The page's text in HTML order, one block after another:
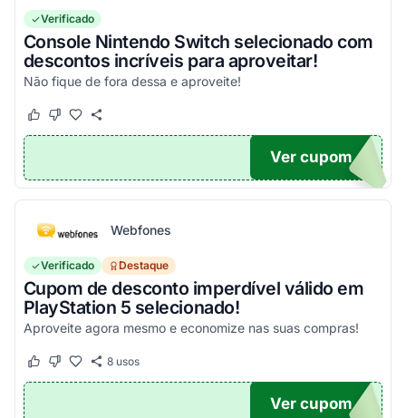
Verificado
Console Nintendo Switch selecionado com
descontos incríveis para aproveitar!
Não fique de fora dessa e aproveite!
Este cupom funcionou
Este cupom não funcionou
O100
Ver cupom
Webfones
Verificado Destaque
Cupom de desconto imperdível válido em
PlayStation 5 selecionado!
Aproveite agora mesmo e economize nas suas compras!
Este cupom funcionou
Este cupom não funcionou
8usos
O100
Ver cupom